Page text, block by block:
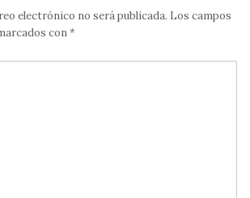
electrónico no será publicada. Los campos
con*